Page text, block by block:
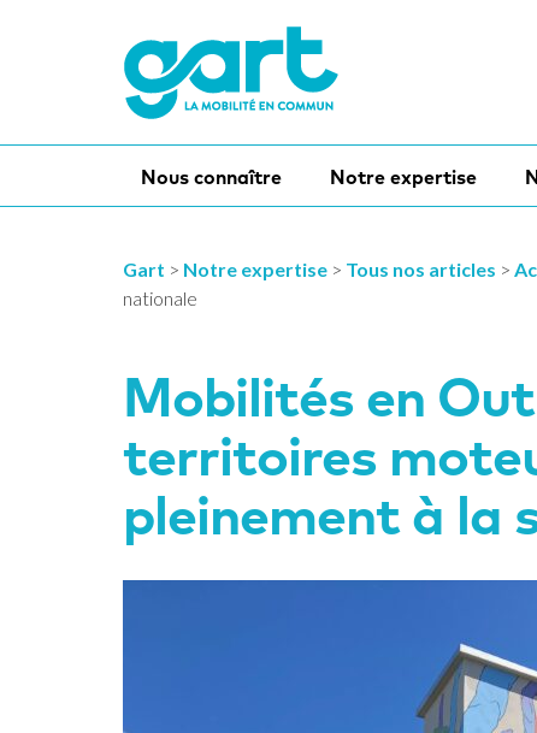
Nous connaître Notre expertise
Gart > Notre expertise > Tous nos articles >
nationale
Mobilités en
territoires
pleinement à la